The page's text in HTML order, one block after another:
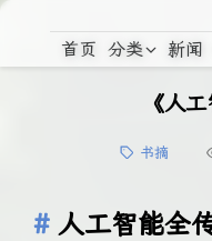
首页 分类 新闻
《人
书摘
人工智能全